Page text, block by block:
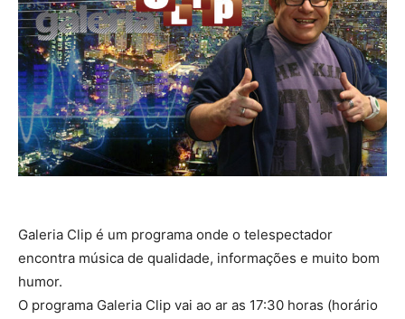
Galeria Clip é um programa onde o telespectador
encontra música de qualidade, informações e muito bom
humor.
O programa Galeria Clip vai ao ar as 17:30 horas (horário